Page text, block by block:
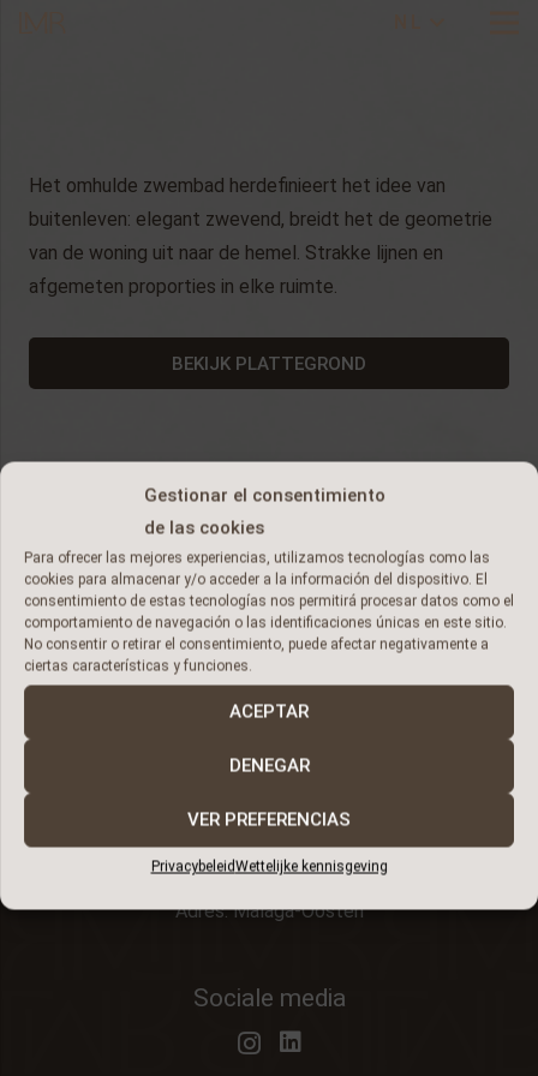
Gestionar el consentimiento
de las cookies
Para ofrecer las mejores experiencias, utilizamos tecnologías como las
cookies para almacenar y/o acceder a la información del dispositivo. El
consentimiento de estas tecnologías nos permitirá procesar datos como el
comportamiento de navegación o las identificaciones únicas en este sitio.
No consentir o retirar el consentimiento, puede afectar negativamente a
ciertas características y funciones.
ACEPTAR
DENEGAR
VER PREFERENCIAS
PrivacybeleidWettelijke kennisgeving
Het omhulde zwembad herdefinieert het idee van
buitenleven: elegant zwevend, breidt het de geometrie
van de woning uit naar de hemel. Strakke lijnen en
afgemeten proporties in elke ruimte.
BEKIJK PLATTEGROND
Contactgegevens
Telefoon:+34 616 212 628
E-mail:discover@livermore.style
Adres: Malaga-Oosten
Sociale media
A timeless legacy